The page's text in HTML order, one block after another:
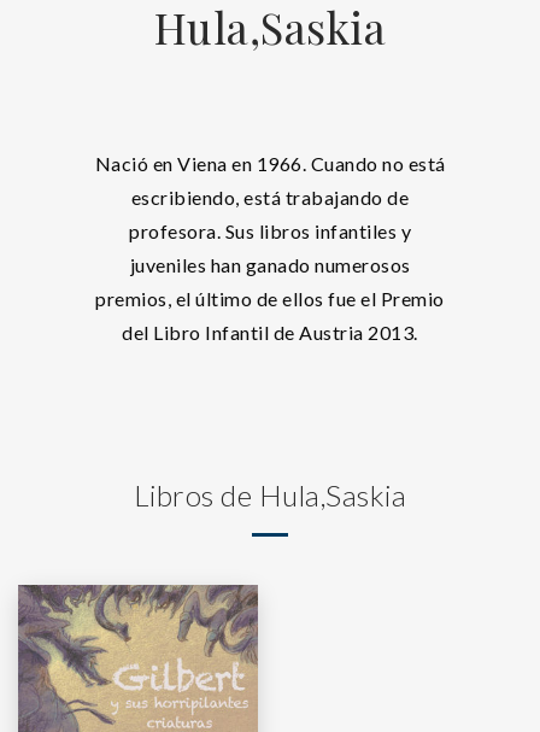
Hula,Saskia
Nació en Viena en 1966. Cuando no está
escribiendo, está trabajando de
profesora. Sus libros infantiles y
juveniles han ganado numerosos
premios, el último de ellos fue el Premio
del Libro Infantil de Austria 2013.
Libros de Hula,Saskia